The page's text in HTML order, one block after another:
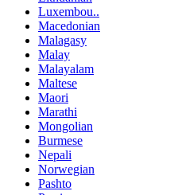
Luxembou..
Macedonian
Malagasy
Malay
Malayalam
Maltese
Maori
Marathi
Mongolian
Burmese
Nepali
Norwegian
Pashto